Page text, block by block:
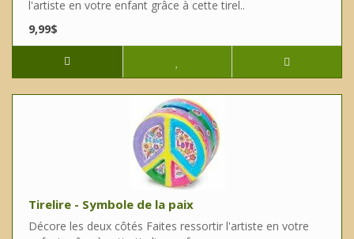
l'artiste en votre enfant grâce à cette tirel..
9,99$
Tirelire - Symbole de la paix
Décore les deux côtés Faites ressortir l'artiste en votre